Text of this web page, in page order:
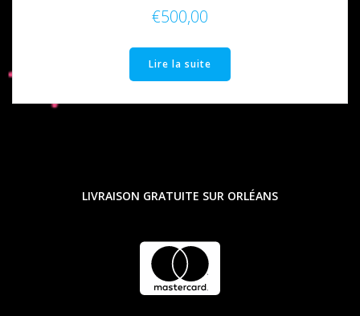
€500,00
Lire la suite
LIVRAISON GRATUITE SUR ORLÉANS